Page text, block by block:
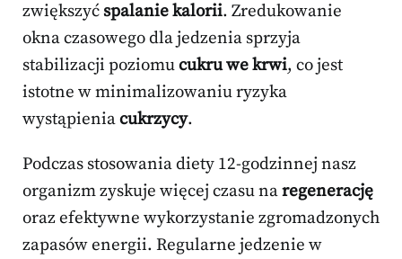
zwiększyć spalanie kalorii. Zredukowanie
okna czasowego dla jedzenia sprzyja
stabilizacji poziomucukru we krwi, co jest
istotne w minimalizowaniu ryzyka
wystąpieniacukrzycy.
Podczas stosowania diety 12-godzinnej nasz
organizm zyskuje więcej czasu naregenerację
oraz efektywne wykorzystanie zgromadzonych
zapasów energii. Regularne jedzenie w